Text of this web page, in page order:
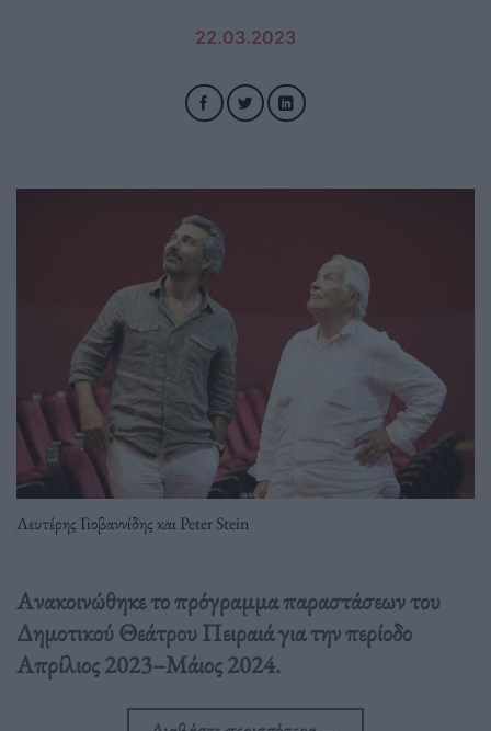
22.03.2023
Λευτέρης Γιοβαννίδης και Peter Stein
Ανακοινώθηκε το πρόγραμμα παραστάσεων του
Δημοτικού Θεάτρου Πειραιά για την περίοδο
Απρίλιος 2023–Μάιος 2024.